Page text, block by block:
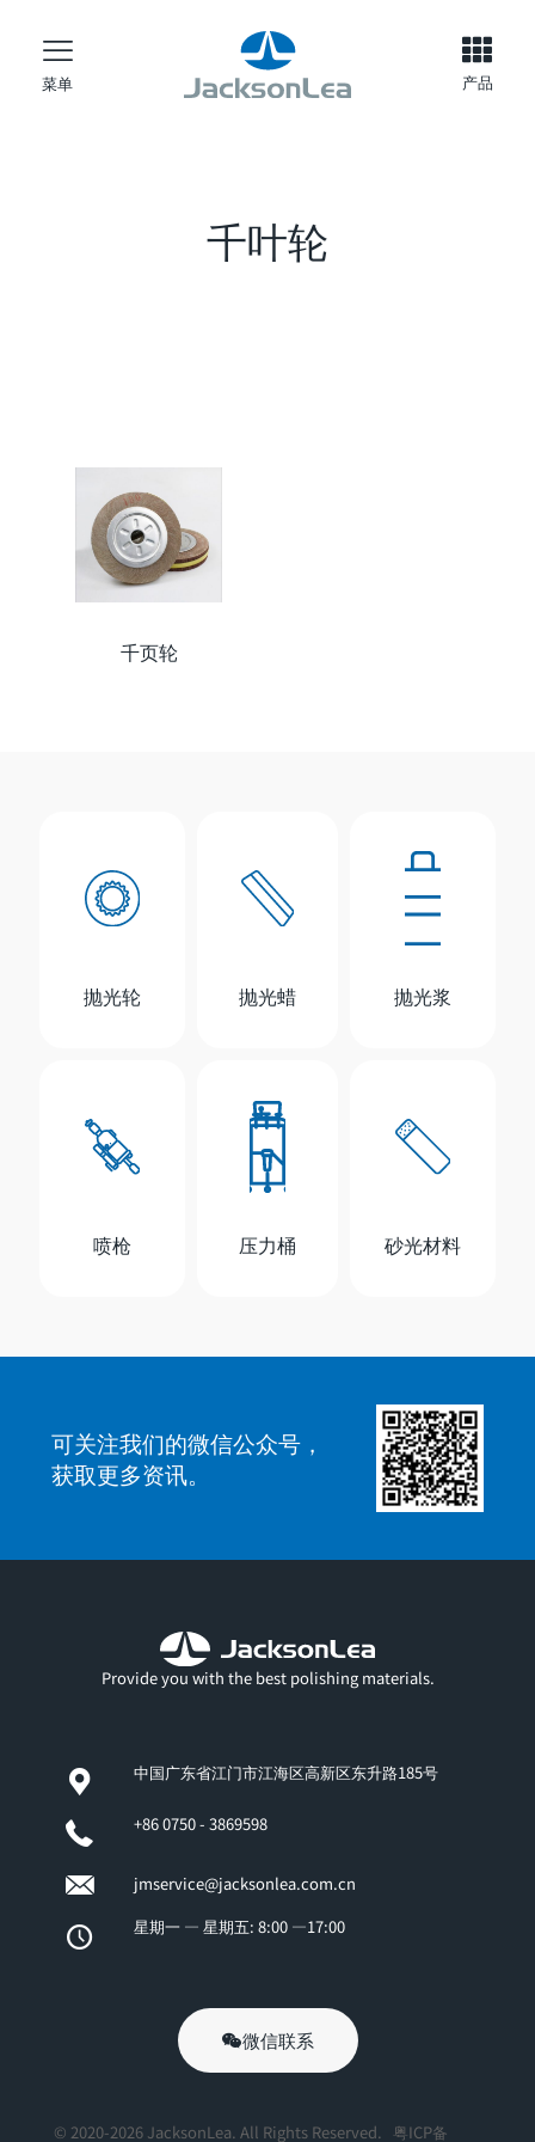
菜单 产品
千叶轮
千页轮
抛光轮 抛光蜡 抛光浆
喷枪 压力桶 砂光材料
可关注我们的微信公众号，
获取更多资讯。
Provide you with the best polishing materials.
中国广东省江门市江海区高新区东升路185号
+86 0750 - 3869598
jmservice@jacksonlea.com.cn
星期一 — 星期五: 8:00 —17:00
微信联系
© 2020-2026 JacksonLea. All Rights Reserved. 粤ICP备